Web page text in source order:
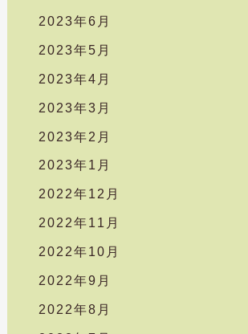
2023年6月
2023年5月
2023年4月
2023年3月
2023年2月
2023年1月
2022年12月
2022年11月
2022年10月
2022年9月
2022年8月